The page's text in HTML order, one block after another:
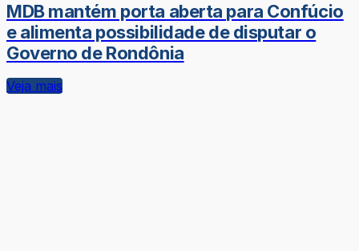
MDB mantém porta aberta para Confúcio
e alimenta possibilidade de disputar o
Governo de Rondônia
Veja mais